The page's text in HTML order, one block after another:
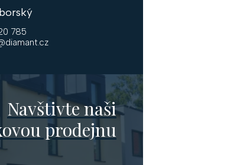
785
Navštivte naši
prodejnu